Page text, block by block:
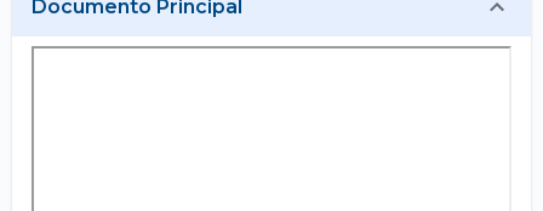
Documento Principal